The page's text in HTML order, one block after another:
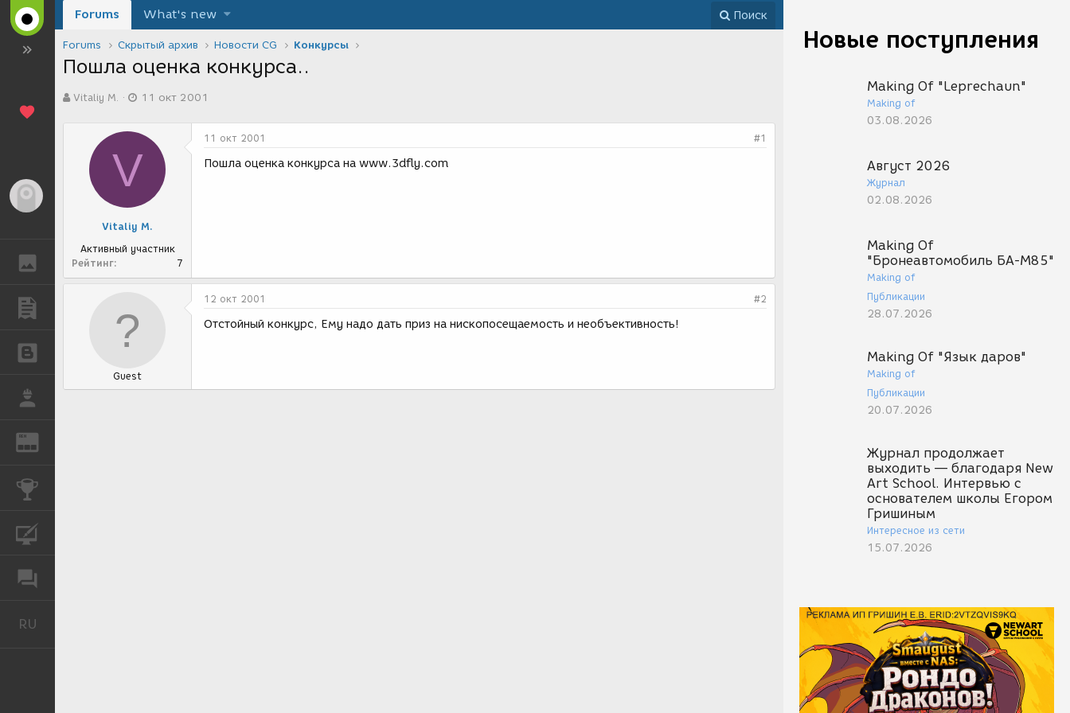
ГАЛЕРЕЯ
REN
RU
Новые поступления
Making Of "Leprechaun"
Making of
03.08.2026
Август 2026
Журнал
02.08.2026
Making Of
"Бронеавтомобиль БА-М85"
Making of
Публикации
28.07.2026
Making Of "Язык даров"
Making of
Публикации
20.07.2026
Журнал продолжает
выходить — благодаря New
Art School. Интервью с
основателем школы Егором
Гришиным
Интересное из сети
15.07.2026
Forums What's new Поиск
Forums Скрытый архив Новости CG Конкурсы
Пошла оценка конкурса..
в
Vitaliy M.
а
а
о
а
и
я
11 окт 2001
V
Vitaliy M.
Активный участник
Рейтинг
7
11 окт 2001 #1
Пошла оценка конкурса на www.3dfly.com
Guest
12 окт 2001 #2
Отстойный конкурс, Ему надо дать приз на нископосещаемость и необъективность!